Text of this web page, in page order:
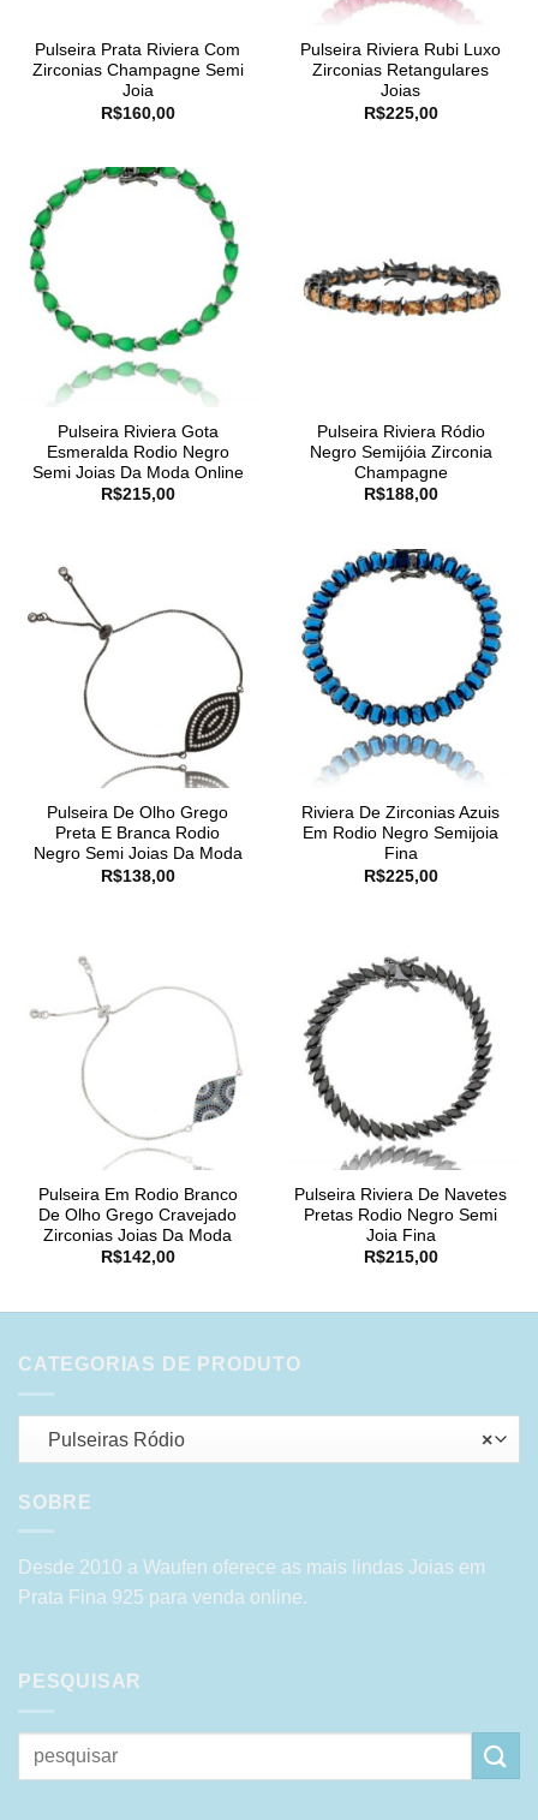
Pulseira Prata Riviera Com
Zirconias Champagne Semi
Joia
R$160,00
Pulseira Riviera Rubi Luxo
Zirconias Retangulares
Joias
R$225,00
Pulseira Riviera Gota
Esmeralda Rodio Negro
Semi Joias Da Moda Online
R$215,00
Pulseira Riviera Ródio
Negro Semijóia Zirconia
Champagne
R$188,00
Pulseira De Olho Grego
Preta E Branca Rodio
Negro Semi Joias Da Moda
R$138,00
Riviera De Zirconias Azuis
Em Rodio Negro Semijoia
Fina
R$225,00
Pulseira Em Rodio Branco
De Olho Grego Cravejado
Zirconias Joias Da Moda
R$142,00
Pulseira Riviera De Navetes
Pretas Rodio Negro Semi
Joia Fina
R$215,00
CATEGORIAS DE PRODUTO
×
Pulseiras Ródio
SOBRE
Desde 2010 a Waufen oferece as mais lindas Joias em
Prata Fina 925 para venda online.
PESQUISAR
Pesquisar
por: